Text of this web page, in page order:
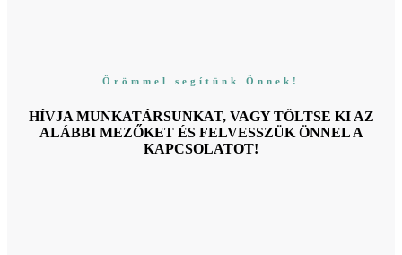
Örömmel segítünk Önnek!
HÍVJA MUNKATÁRSUNKAT, VAGY TÖLTSE KI AZ
ALÁBBI MEZŐKET ÉS FELVESSZÜK ÖNNEL A
KAPCSOLATOT!